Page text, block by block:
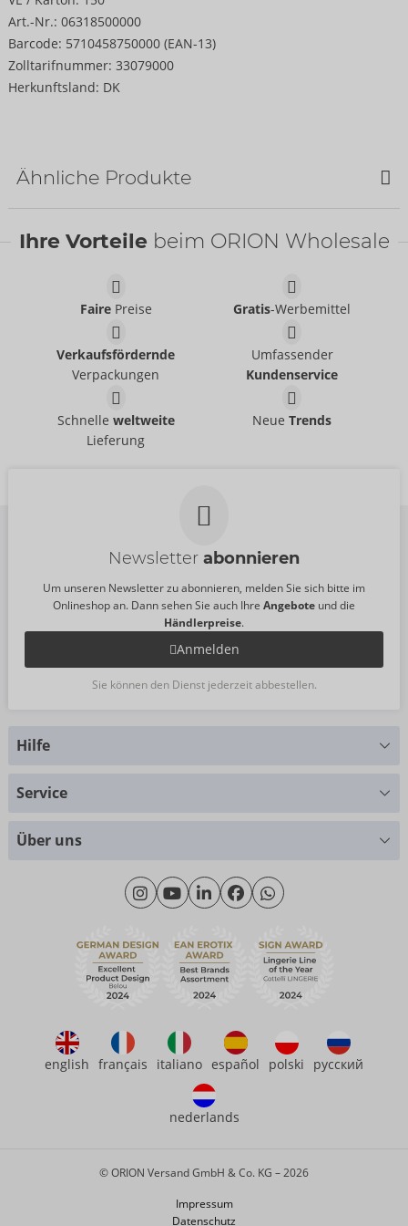
Art.-Nr.: 06318500000
Barcode: 5710458750000 (EAN-13)
Zolltarifnummer: 33079000
Herkunftsland: DK
Ähnliche Produkte
Time Lag 2 Delay
ProLong 101
Ihre Vorteile beim ORION Wholesale
FairePreise Gratis-Werbemittel
Verkaufsfördernde
Verpackungen
Umfassender
Kundenservice
Schnelle weltweite
Lieferung
NeueTrends
Newsletter abonnieren
Um unseren Newsletter zu abonnieren, melden Sie sich bitte im
Onlineshop an. Dann sehen Sie auch Ihre Angebote und die
Händlerpreise.
Anmelden
Sie können den Dienst jederzeit abbestellen.
Hilfe
Montag - Donnerstag: 09:00 - 16:00 Uhr
Freitag: 09:00 - 15:00 Uhr
Kontakt
Häufige Fragen
Service
Über uns
Wir über uns
Nachhaltigkeit
eroFame
english français italiano español polski русский
nederlands
Impressum
Datenschutz
© ORION Versand GmbH & Co. KG – 2026